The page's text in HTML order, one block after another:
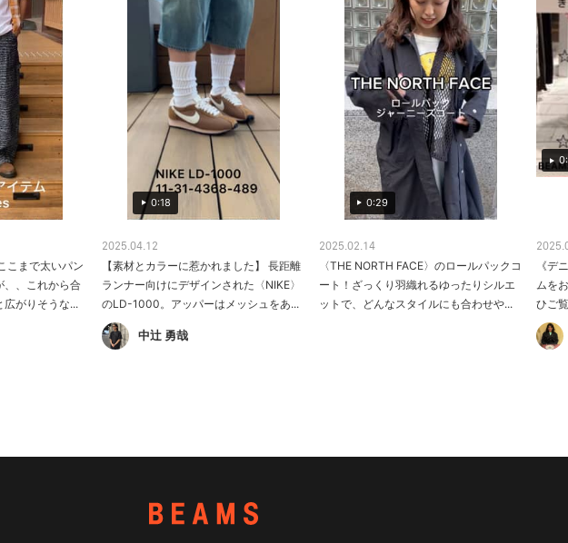
こまで太いパン
、、これから合
広がりそうな...
0:18
2025.04.12
【素材とカラーに惹かれました】 長距離
ランナー向けにデザインされた〈NIKE〉
のLD-1000。アッパーはメッシュをあ...
中辻 勇哉
0:29
2025.02.14
〈THE NORTH FACE〉のロールパックコ
ート！ざっくり羽織れるゆったりシルエ
ットで、どんなスタイルにも合わせや...
《デ
ムを
ひご